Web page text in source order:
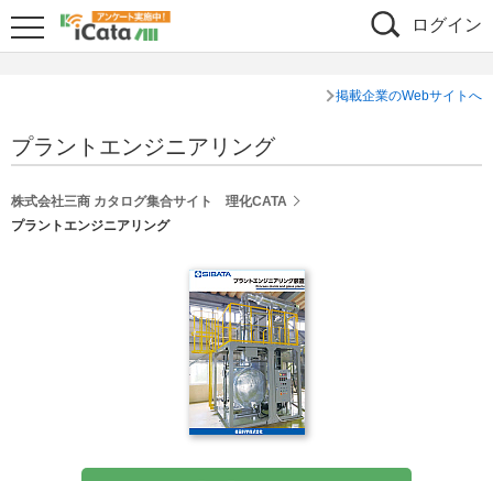
ログイン
掲載企業のWebサイトへ
プラントエンジニアリング
株式会社三商 カタログ集合サイト 理化CATA
プラントエンジニアリング